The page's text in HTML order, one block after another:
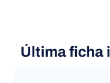
Última ficha